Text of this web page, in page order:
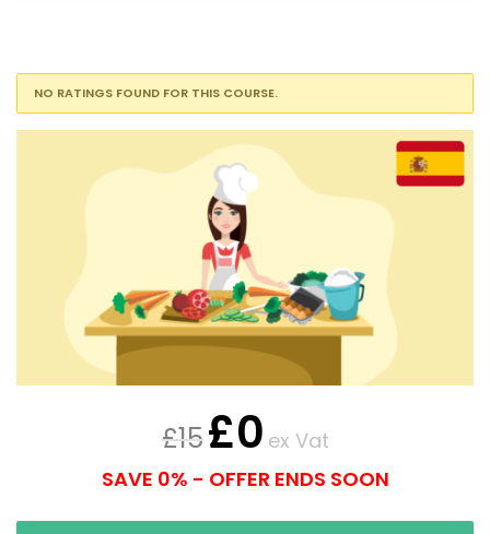
NO RATINGS FOUND FOR THIS COURSE.
£15£0 ex Vat
SAVE 0% - OFFER ENDS SOON